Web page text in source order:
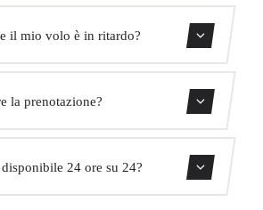
Senza costi nascosti.
il mio volo è in ritardo?
l'orario di ritiro senza costi
la prenotazione?
gratuitamente fino a 24 ore prima del
24 ore su 24?